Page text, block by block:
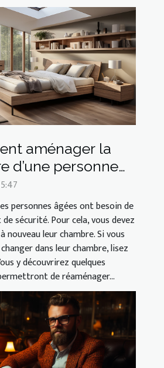
aménager la
d’une personne
âgée ?
personnes âgées ont besoin de
sécurité. Pour cela, vous devez
nouveau leur chambre. Si vous
dans leur chambre, lisez
y découvrirez quelques
de réaménager...